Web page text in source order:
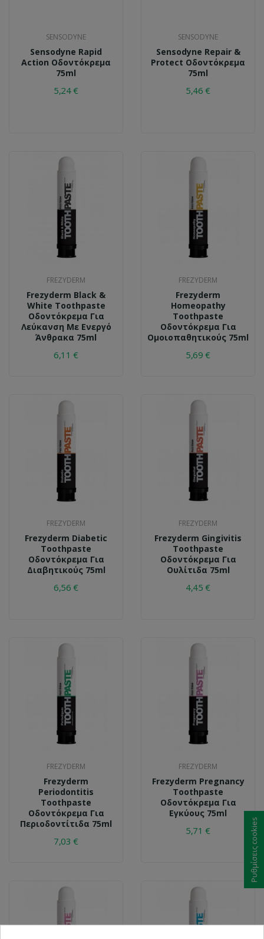
SENSODYNE
Sensodyne Rapid
Action Οδοντόκρεμα
75ml
5,24 €
SENSODYNE
Sensodyne Repair &
Protect Οδοντόκρεμα
75ml
5,46 €
FREZYDERM
Frezyderm Black &
White Toothpaste
Οδοντόκρεμα Για
Λεύκανση Με Ενεργό
Άνθρακα 75ml
6,11 €
FREZYDERM
Frezyderm
Homeopathy
Toothpaste
Οδοντόκρεμα Για
Ομοιοπαθητικούς 75ml
5,69 €
FREZYDERM
Frezyderm Diabetic
Toothpaste
Οδοντόκρεμα Για
Διαβητικούς 75ml
6,56 €
FREZYDERM
Frezyderm Gingivitis
Toothpaste
Οδοντόκρεμα Για
Ουλίτιδα 75ml
4,45 €
FREZYDERM
Frezyderm
Periodontitis
Toothpaste
Οδοντόκρεμα Για
Περιοδοντίτιδα 75ml
7,03 €
FREZYDERM
Frezyderm Pregnancy
Toothpaste
Οδοντόκρεμα Για
Εγκύους 75ml
5,71 € Ρυθμίσεις cookies